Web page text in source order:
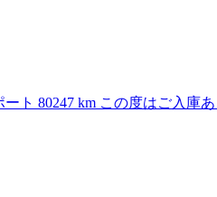
80247 km この度はご入庫